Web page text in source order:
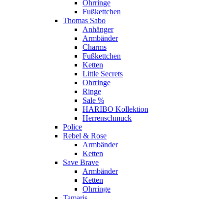
Ohrringe
Fußkettchen
Thomas Sabo
Anhänger
Armbänder
Charms
Fußkettchen
Ketten
Little Secrets
Ohrringe
Ringe
Sale %
HARIBO Kollektion
Herrenschmuck
Police
Rebel & Rose
Armbänder
Ketten
Save Brave
Armbänder
Ketten
Ohrringe